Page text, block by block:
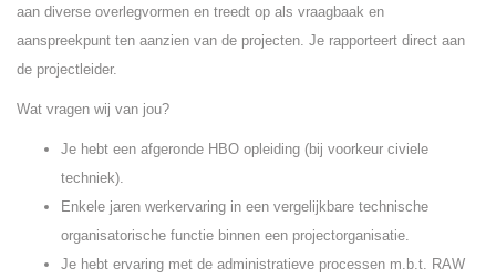
aan diverse overlegvormen en treedt op als vraagbaak en
aanspreekpunt ten aanzien van de projecten. Je rapporteert direct aan
de projectleider.
Wat vragen wij van jou?
Je hebt een afgeronde HBO opleiding (bij voorkeur civiele
techniek).
Enkele jaren werkervaring in een vergelijkbare technische
organisatorische functie binnen een projectorganisatie.
Je hebt ervaring met de administratieve processen m.b.t. RAW